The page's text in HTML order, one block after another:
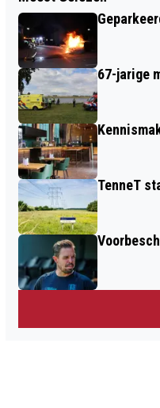
AUTOMOBILISTE
GEPARKEERDE
CAPELLE
67-jarige
TenneT